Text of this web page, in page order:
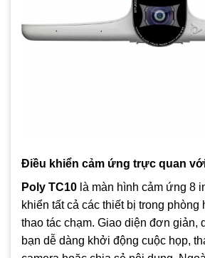
Điều khiển cảm ứng trực quan
Poly TC10 là màn hình cảm ứng 8
khiển tất cả các thiết bị trong phòng
thao tác chạm. Giao diện đơn giản,
bạn dễ dàng khởi động cuộc họp,